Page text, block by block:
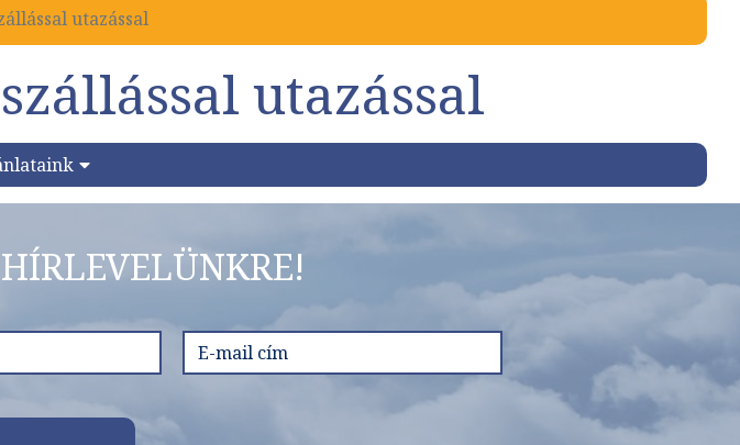
utazással
utazással